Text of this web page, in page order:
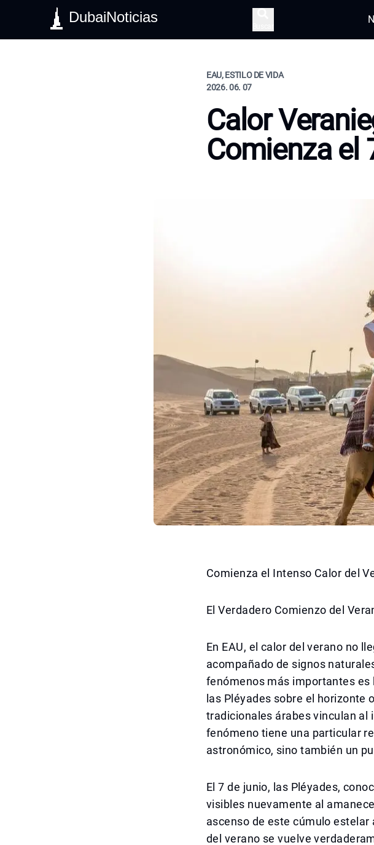
DubaiNoticias
EAU, ESTILO DE VIDA
2026. 06. 07
Calor
Comienza el
Comienza el Intenso Calor del
El Verdadero Comienzo del
En EAU, el calor del verano no
acompañado de signos
fenómenos más importantes es
las Pléyades sobre el
tradicionales árabes vinculan al
fenómeno tiene una particular
astronómico, sino también un
El 7 de junio, las Pléyades,
visibles nuevamente al
ascenso de este cúmulo
del verano se vuelve